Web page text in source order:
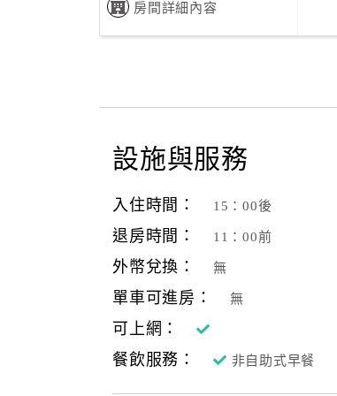
房間詳細內容
設施與服務
入住時間： 15：00後
退房時間： 11：00前
外幣兌換： 無
單車可進房： 無
可上網：
餐飲服務： 非自助式早餐